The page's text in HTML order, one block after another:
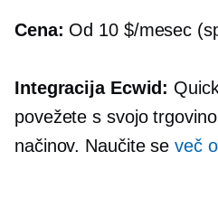
Cena: Od 10 $/mesec
Integracija Ecwid:
povežete s svojo
načinov. Naučite se več